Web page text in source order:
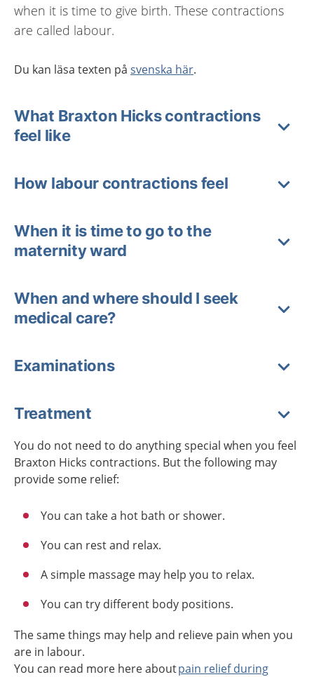
when it is time to give birth. These contractions
are called labour.
Du kan läsa texten på svenska här.
What Braxton Hicks contractions
feel like
How labour contractions feel
When it is time to go to the
maternity ward
When and where should I seek
medical care?
Examinations
Treatment
You do not need to do anything special when you feel
Braxton Hicks contractions. But the following may
provide some relief:
You can take a hot bath or shower.
You can rest and relax.
A simple massage may help you to relax.
You can try different body positions.
The same things may help and relieve pain when you
are in labour.
You can read more here aboutpain relief during